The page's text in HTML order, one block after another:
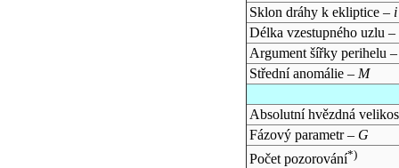
Sklon dráhy k ekliptice – i
Délka vzestupného uzlu –
Argument šířky perihelu
Střední anomálie – M
Absolutní hvězdná
Fázový parametr – G
Počet pozorování*)